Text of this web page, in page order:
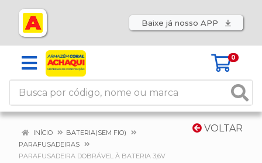
Baixe já nosso APP
0
VOLTAR
INÍCIO
BATERIA(SEM FIO)
PARAFUSADEIRAS
PARAFUSADEIRA DOBRÁVEL À BATERIA 3,6V